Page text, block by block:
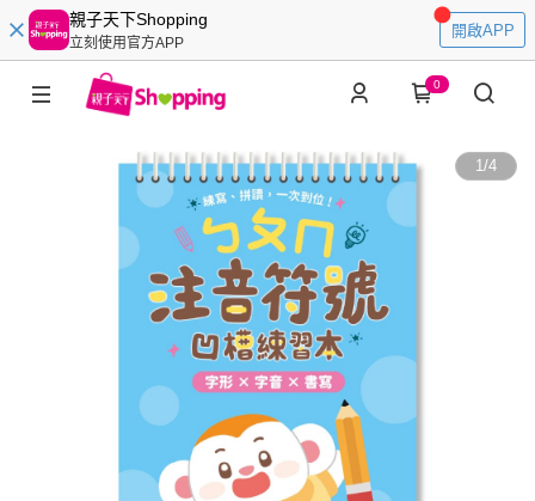
親子天下Shopping
立刻使用官方APP
開啟APP
0
1/4